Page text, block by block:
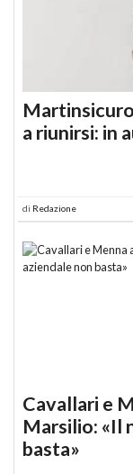
a riunirsi: in
di Redazione
Cavallari e
Marsilio: «Il
basta»